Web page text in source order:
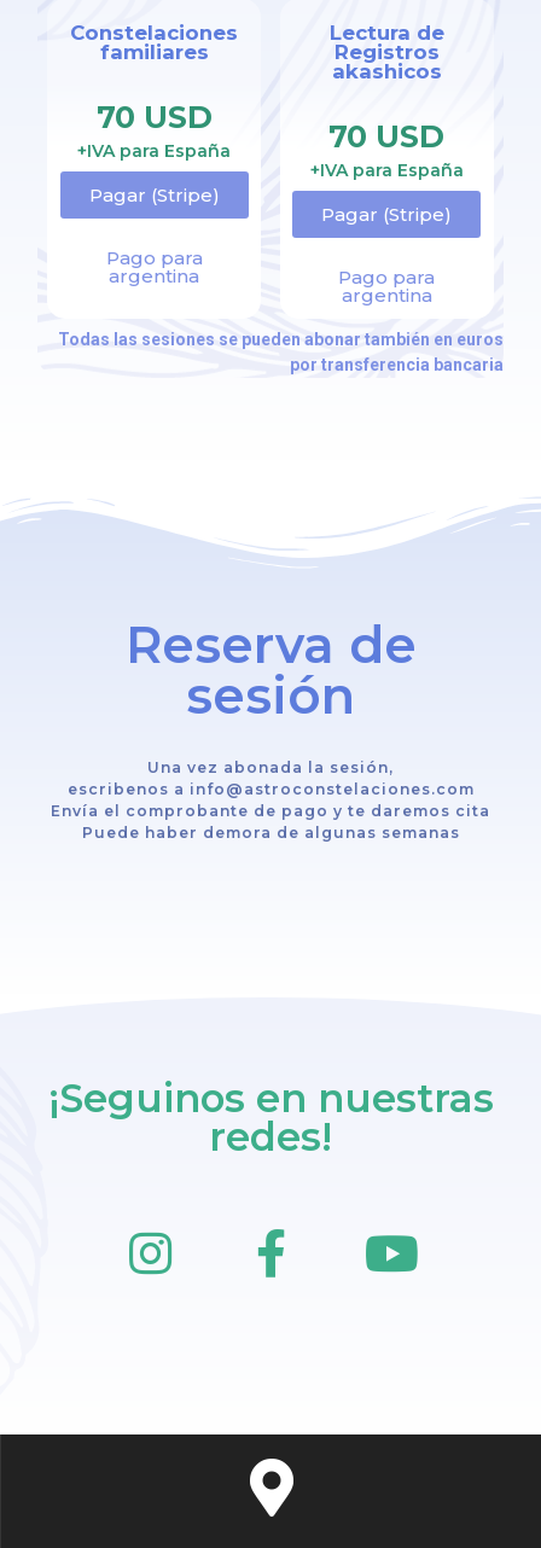
Constelaciones
familiares
70 USD
+IVA para España
Pagar (Stripe)
Pago para
argentina
Lectura de
Registros
akashicos
70 USD
+IVA para España
Pagar (Stripe)
Pago para
argentina
Todas las sesiones se pueden abonar también en euros
por transferencia bancaria
Reserva de
sesión
Una vez abonada la sesión,
escribenos a info@astroconstelaciones.com
Envía el comprobante de pago y te daremos cita
Puede haber demora de algunas semanas
¡Seguinos en nuestras
redes!